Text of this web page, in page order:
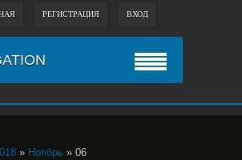
РЕГИСТРАЦИЯ ВХОД
» Ноябрь » 06